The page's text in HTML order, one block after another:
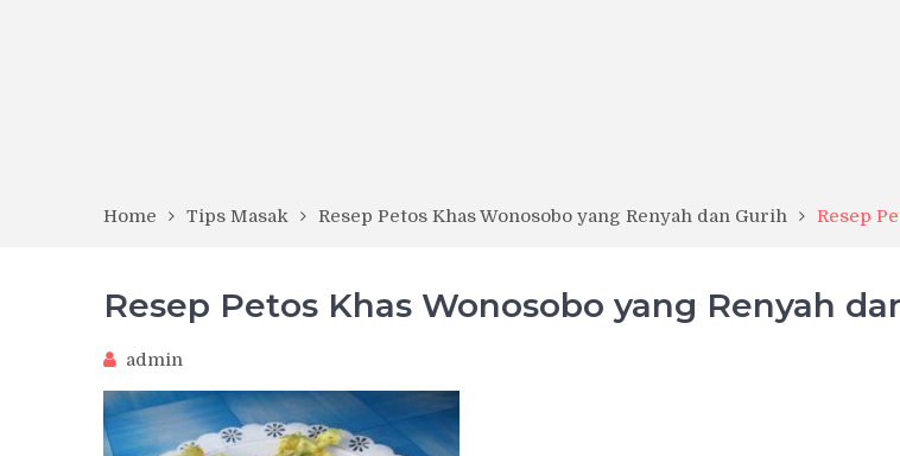
Home Tips Masak Resep Petos Khas Wonosobo yang Renyah dan Gurih Resep
Resep Petos Khas Wonosobo yang Renyah
admin